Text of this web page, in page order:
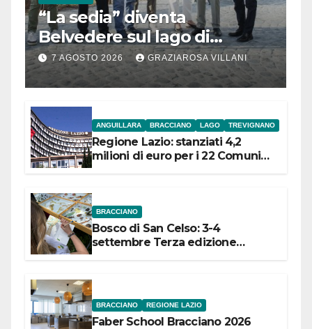
“La sedia” diventa
Belvedere sul lago di
Bracciano: ieri
l’inaugurazione
7 AGOSTO 2026 GRAZIAROSA VILLANI
ANGUILLARA BRACCIANO LAGO TREVIGNANO
Regione Lazio: stanziati 4,2
milioni di euro per i 22 Comuni
BRACCIANO
Bosco di San Celso: 3-4
settembre Terza edizione
BRACCIANO REGIONE LAZIO
Faber School Bracciano 2026